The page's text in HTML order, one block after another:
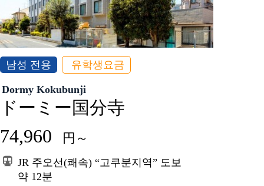
남성 전용 유학생요금
Dormy Kokubunji
ドーミー国分寺
74,960 円～
JR 주오선(쾌속) “고쿠분지역” 도보
약 12분